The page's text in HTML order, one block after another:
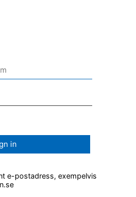
in
e-postadress, exempelvis